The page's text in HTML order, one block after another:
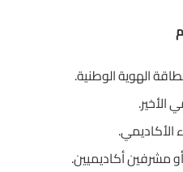
الهوية الوطنية.
الأخير.
مشرفين أكاديميين.